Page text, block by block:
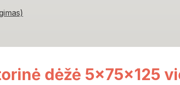
dėžė 5x75x125